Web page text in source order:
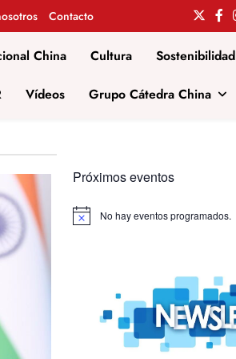
Contacto
China Cultura Sostenibilidad
Vídeos Grupo Cátedra China
Próximos eventos
Aviso No hay eventos programados.